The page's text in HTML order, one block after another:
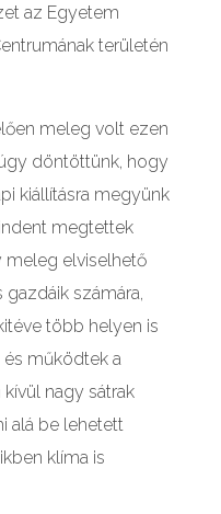
az Egyetem
területén
meleg volt ezen
döntöttünk, hogy
kiállításra megyünk
megtettek
meleg elviselhető
számára,
több helyen is
és működtek a
kívül nagy sátrak
alá be lehetett
klíma is